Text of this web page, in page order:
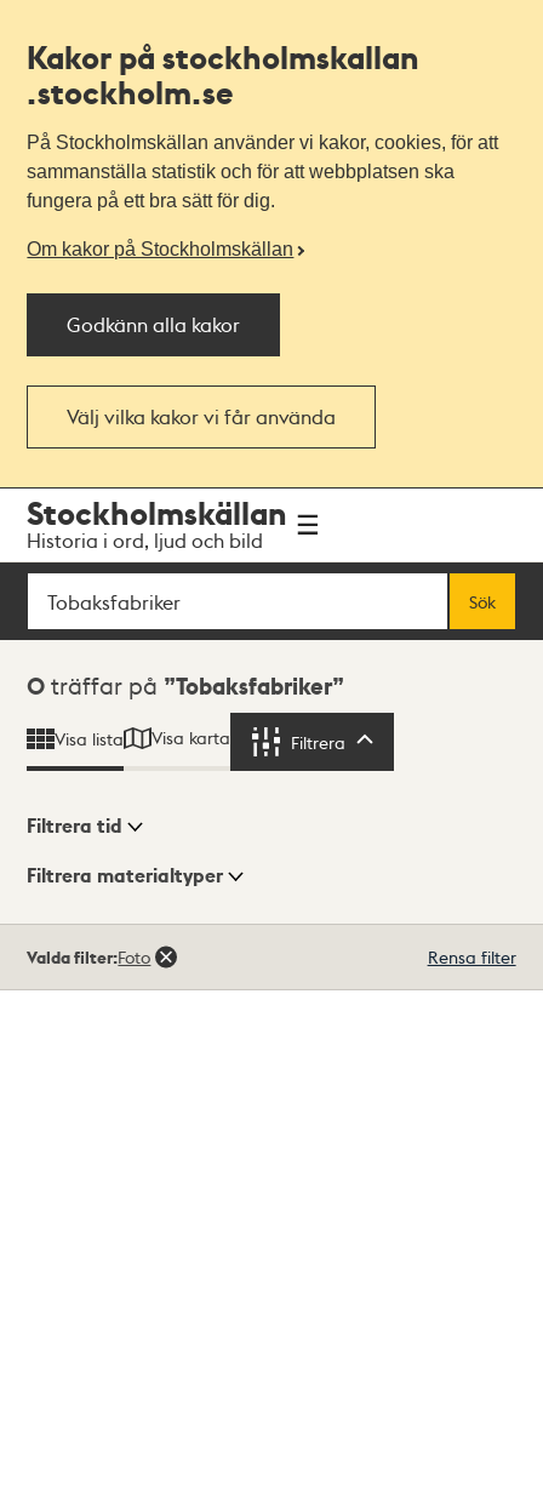
Kakor på stockholmskallan
.stockholm.se
På Stockholmskällan använder vi kakor, cookies, för att
sammanställa statistik och för att webbplatsen ska
fungera på ett bra sätt för dig.
Om kakor på Stockholmskällan
Godkänn alla kakor
Välj vilka kakor vi får använda
navigationen
huvudinnehållet
Stockholmskällan
Historia i ord, ljud och bild
Sök
Sök
Sökresultat
0 träffar på Tobaksfabriker
Visa lista Visa karta Filtrera
Visningsläge
Filtrera tid
Filtrera materialtyper
träffar
Valda filter:Foto Rensa filter